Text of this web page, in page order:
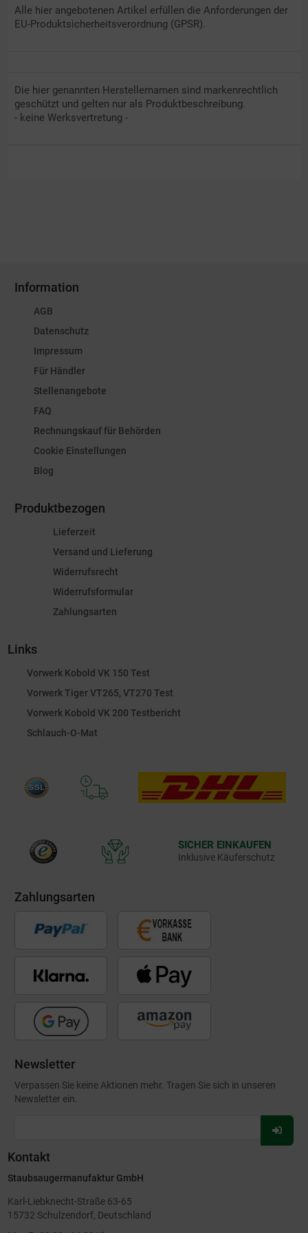
Alle hier angebotenen Artikel erfüllen die Anforderungen der
EU-Produktsicherheitsverordnung (GPSR).
Die hier genannten Herstellernamen sind markenrechtlich
geschützt und gelten nur als Produktbeschreibung.
- keine Werksvertretung -
Information
AGB
Datenschutz
Impressum
Für Händler
Stellenangebote
FAQ
Rechnungskauf für Behörden
Cookie Einstellungen
Blog
Produktbezogen
Lieferzeit
Versand und Lieferung
Widerrufsrecht
Widerrufsformular
Zahlungsarten
Links
Vorwerk Kobold VK 150 Test
Vorwerk Tiger VT265, VT270 Test
Vorwerk Kobold VK 200 Testbericht
Schlauch-O-Mat
SICHER EINKAUFEN
Inklusive Käuferschutz
Zahlungsarten
Newsletter
Verpassen Sie keine Aktionen mehr. Tragen Sie sich in unseren
Newsletter ein.
Für
Kontakt
Staubsaugermanufaktur GmbH
Karl-Liebknecht-Straße 63-65
15732 Schulzendorf, Deutschland